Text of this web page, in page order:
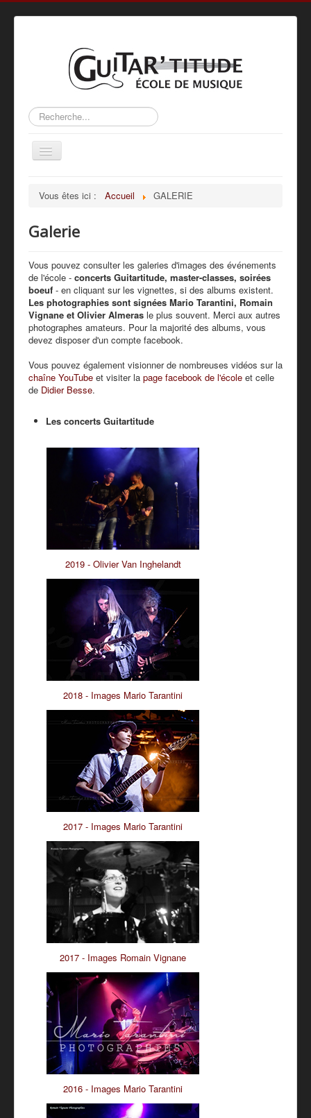
Rechercher
Basculer
la
ACTIVITÉS
PROFS
GALERIE
PRESSE
PARTENAIRES
TARIFS - BOUTIQUE
Vous êtes ici : Accueil GALERIE
Galerie
Vous pouvez consulter les galeries d'images des événements
de l'école - concerts Guitartitude, master-classes, soirées
boeuf - en cliquant sur les vignettes, si des albums existent.
Les photographies sont signées Mario Tarantini, Romain
Vignane et Olivier Almeras le plus souvent. Merci aux autres
photographes amateurs. Pour la majorité des albums, vous
devez disposer d'un compte facebook.
Vous pouvez également visionner de nombreuses vidéos sur la
chaîne YouTube et visiter la page facebook de l'école et celle
de Didier Besse.
Les concerts Guitartitude
2019 - Olivier Van Inghelandt
2018 - Images Mario Tarantini
2017 - Images Mario Tarantini
2017 - Images Romain Vignane
2016 - Images Mario Tarantini